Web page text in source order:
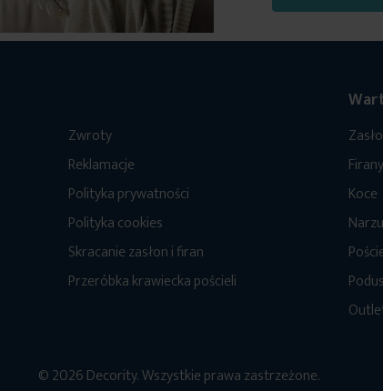
Zwroty
Reklamacje
Polityka prywatności
Polityka cookies
Skracanie zasłon i firan
Przeróbka krawiecka pościeli
Koce
© 2026 Decority. Wszystkie prawa zastrzeżone.